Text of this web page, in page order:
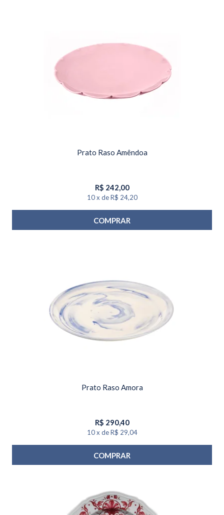
Prato Raso Amêndoa
R$ 242,00
10 x de R$ 24,20
COMPRAR
Prato Raso Amora
R$ 290,40
10 x de R$ 29,04
COMPRAR